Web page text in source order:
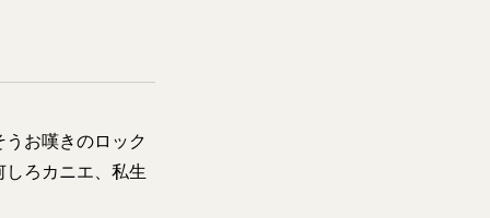
うお嘆きのロック
ろカニエ、私生